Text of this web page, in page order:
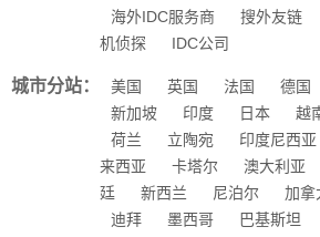
海外IDC服务商
搜外友链
机侦探
IDC公司
城市分站： 美国 英国 法国 德国
新加坡
印度 日本 越
荷兰
立陶宛 印度尼西亚
来西亚
卡塔尔 澳大利亚
廷
新西兰 尼泊尔 加拿
迪拜
墨西哥 巴基斯坦